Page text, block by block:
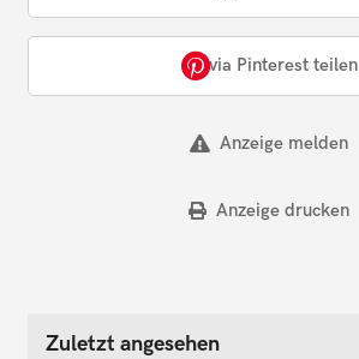
via Pinterest teilen
Anzeige melden
Anzeige drucken
Zuletzt angesehen